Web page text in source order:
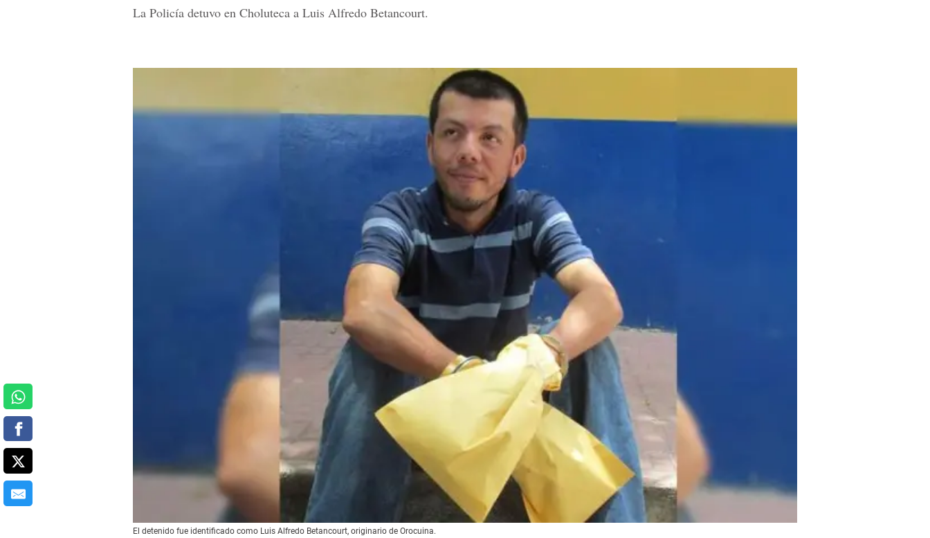
La Policía detuvo en Choluteca a Luis Alfredo Betancourt.
El detenido fue identificado como Luis Alfredo Betancourt, originario de Orocuina.